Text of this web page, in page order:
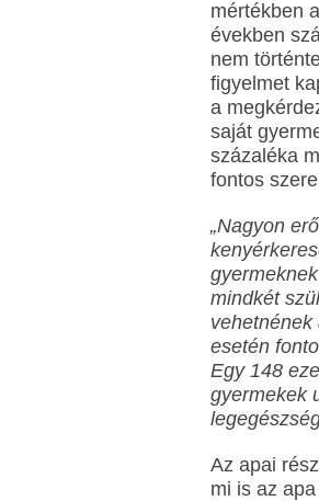
mértékben
években
nem
figyelmet
a
saját
százaléka
fontos
„Nagyon
mindkét
esetén
Egy 148
gyermekek
Az apai
mi is az